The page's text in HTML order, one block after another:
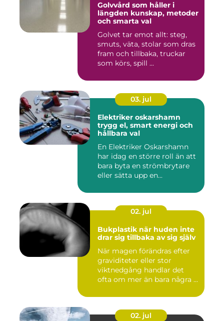
Golvvård som håller i
längden kunskap, metoder
och smarta val
Golvet tar emot allt: steg,
smuts, väta, stolar som dras
fram och tillbaka, truckar
som körs, spill ...
03. jul
Elektriker oskarshamn
trygg el, smart energi och
hållbara val
En Elektriker Oskarshamn
har idag en större roll än att
bara byta en strömbrytare
eller sätta upp en...
02. jul
Bukplastik när huden inte
drar sig tillbaka av sig själv
När magen förändras efter
graviditeter eller stor
viktnedgång handlar det
ofta om mer än bara några ...
02. jul